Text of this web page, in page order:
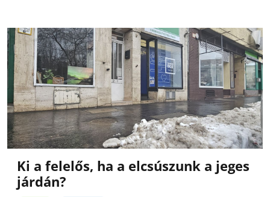
Ki a felelős, ha a elcsúszunk a jeges
járdán?